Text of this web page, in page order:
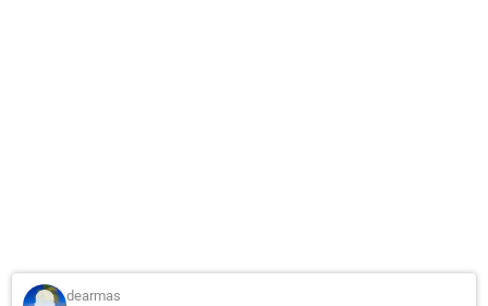
dearmas